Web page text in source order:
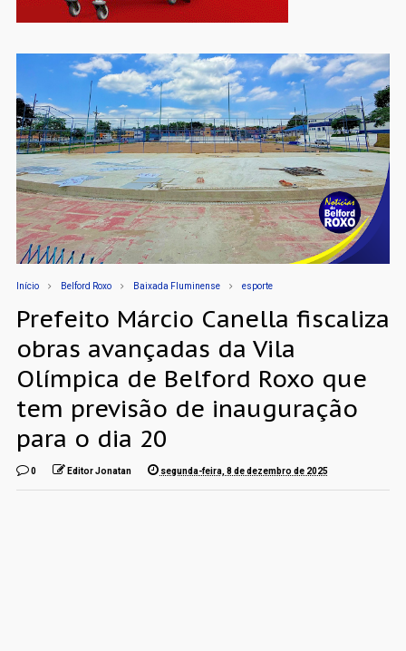
Início Belford Roxo Baixada Fluminense esporte
Prefeito Márcio Canella fiscaliza
obras avançadas da Vila
Olímpica de Belford Roxo que
tem previsão de inauguração
para o dia 20
0 Editor Jonatan segunda-feira, 8 de dezembro de 2025